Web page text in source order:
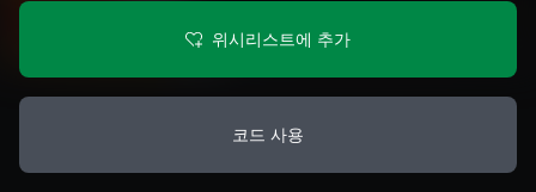
위시리스트에 추가
코드 사용